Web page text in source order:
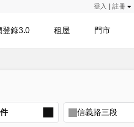
登入 | 註冊
登錄3.0 租屋 門市